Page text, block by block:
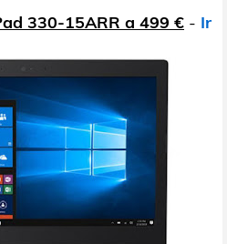
330-15ARR a 499 € - Ir